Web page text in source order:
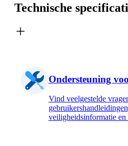
Technische
Ondersteuning
Vind veelgestelde
veiligheidsinformatie en